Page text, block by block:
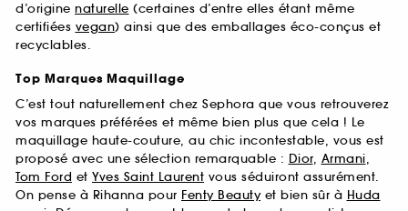
d’origine naturelle (certaines d’entre elles étant même
certifiées vegan) ainsi que des emballages éco-conçus et
recyclables.
Top Marques Maquillage
C’est tout naturellement chez Sephora que vous retrouverez
vos marques préférées et même bien plus que cela ! Le
maquillage haute-couture, au chic incontestable, vous est
proposé avec une sélection remarquable : Dior, Armani,
Tom Ford et Yves Saint Laurent vous séduiront assurément.
On pense à Rihanna pour Fenty Beautyet bien sûr à Huda